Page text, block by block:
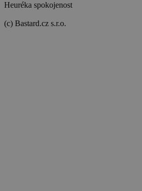
Heuréka spokojenost
(c) Bastard.cz s.r.o.